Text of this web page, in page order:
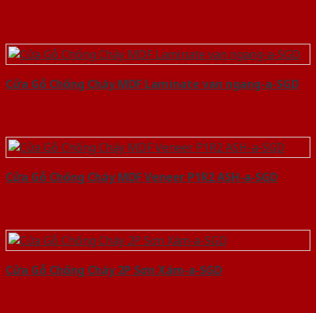
Cửa Gỗ Chống Cháy MDF Laminate van ngang-a-SGD
Cửa Gỗ Chống Cháy MDF Veneer P1R2 ASH-a-SGD
Cửa Gỗ Chống Cháy 2P Sơn Xám-a-SGD